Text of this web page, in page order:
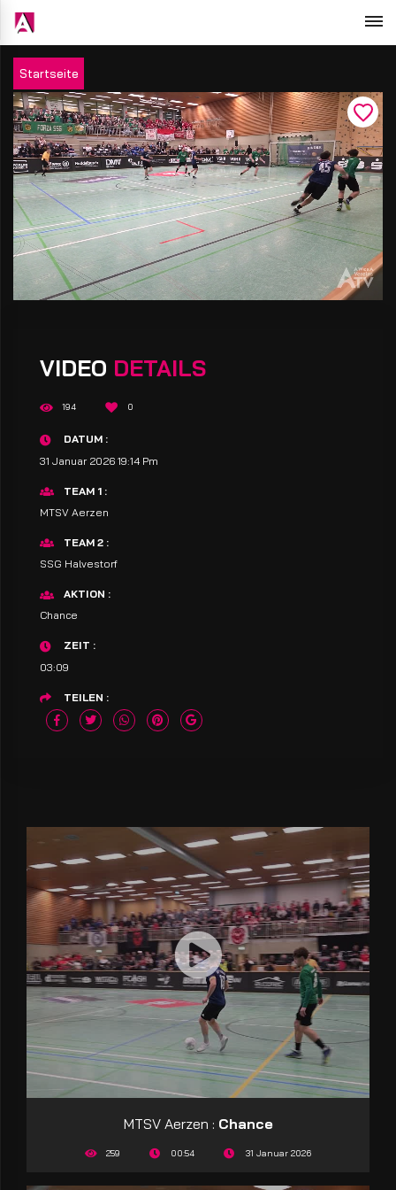
Startseite
VIDEO DETAILS
194 0
DATUM
31 Januar 2026 19:14 Pm
TEAM 1
MTSV Aerzen
TEAM 2
SSG Halvestorf
AKTION
Chance
ZEIT
03:09
TEILEN
MTSV Aerzen : Chance
259 00:54 31 Januar 2026